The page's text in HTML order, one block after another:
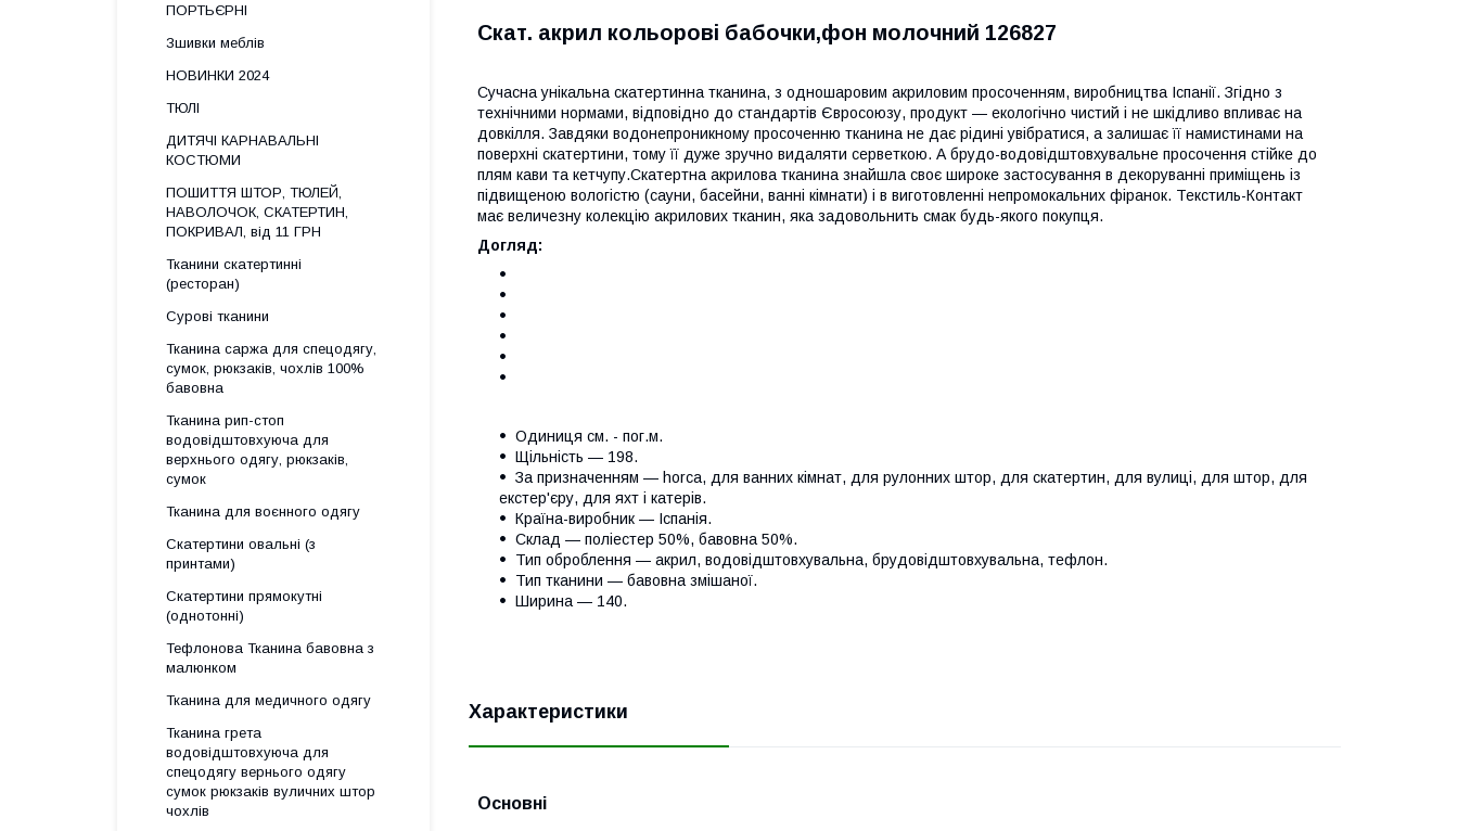
Скат. акрил кольорові бабочки,фон молочний 126827
Сучасна унікальна скатертинна тканина, з одношаровим акриловим просоченням, виробництва Іспанії. Згідно з
технічними нормами, відповідно до стандартів Євросоюзу, продукт — екологічно чистий і не шкідливо впливає на
довкілля. Завдяки водонепроникному просоченню тканина не дає рідині увібратися, а залишає її намистинами на
поверхні скатертини, тому її дуже зручно видаляти серветкою. А брудо-водовідштовхувальне просочення стійке до
плям кави та кетчупу.Скатертна акрилова тканина знайшла своє широке застосування в декоруванні приміщень із
підвищеною вологістю (сауни, басейни, ванні кімнати) і в виготовленні непромокальних фіранок. Текстиль-Контакт
має величезну колекцію акрилових тканин, яка задовольнить смак будь-якого покупця.
Догляд:
Одиниця см. - пог.м.
Щільність — 198.
За призначенням — horca, для ванних кімнат, для рулонних штор, для скатертин, для вулиці, для штор, для
екстер'єру, для яхт і катерів.
Країна-виробник — Іспанія.
Склад — поліестер 50%, бавовна 50%.
Тип оброблення — акрил, водовідштовхувальна, брудовідштовхувальна, тефлон.
Тип тканини — бавовна змішаної.
Ширина — 140.
Характеристики
Основні
ПОРТЬЄРНІ
Зшивки меблів
НОВИНКИ 2024
ТЮЛІ
ДИТЯЧІ КАРНАВАЛЬНІ
КОСТЮМИ
ПОШИТТЯ ШТОР, ТЮЛЕЙ,
НАВОЛОЧОК, СКАТЕРТИН,
ПОКРИВАЛ, від 11 ГРН
Тканини скатертинні
(ресторан)
Сурові тканини
Тканина саржа для спецодягу,
сумок, рюкзаків, чохлів 100%
бавовна
Тканина рип-стоп
водовідштовхуюча для
верхнього одягу, рюкзаків,
сумок
Тканина для воєнного одягу
Скатертини овальні (з
принтами)
Скатертини прямокутні
(однотонні)
Тефлонова Тканина бавовна з
малюнком
Тканина для медичного одягу
Тканина грета
водовідштовхуюча для
спецодягу вернього одягу
сумок рюкзаків вуличних штор
чохлів